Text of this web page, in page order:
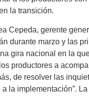
la transición.
Cepeda, gerente
durante marzo y las
gira nacional en la
productores a
de resolver las
a la implementación”.